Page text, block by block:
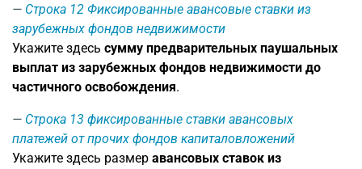
Строка 12 Фиксированные авансовые ставки из
зарубежных фондов недвижимости
Укажите здесь сумму предварительных паушальных
выплат из зарубежных фондов недвижимости до
частичного освобождения.
Строка 13 фиксированные ставки авансовых
платежей от прочих фондов капиталовложений
Укажите здесь размер авансовых ставок из